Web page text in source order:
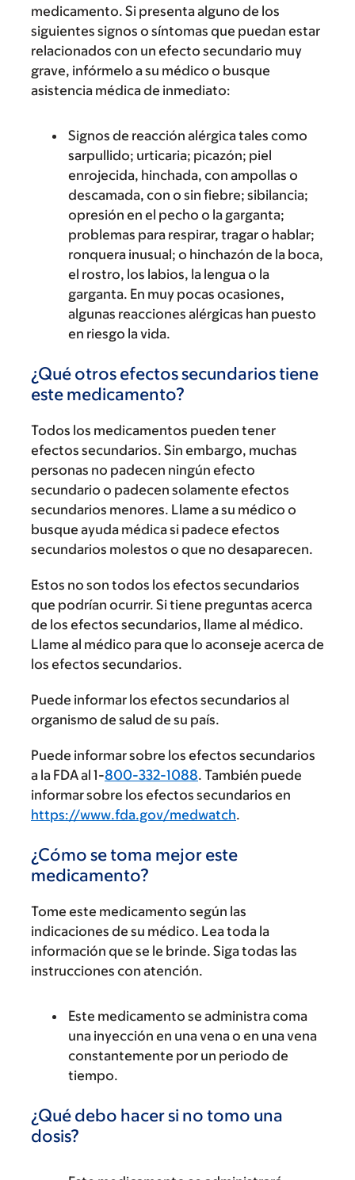
medicamento. Si presenta alguno de los
siguientes signos o síntomas que puedan estar
relacionados con un efecto secundario muy
grave, infórmelo a su médico o busque
asistencia médica de inmediato:
Signos de reacción alérgica tales como
sarpullido; urticaria; picazón; piel
enrojecida, hinchada, con ampollas o
descamada, con o sin fiebre; sibilancia;
opresión en el pecho o la garganta;
problemas para respirar, tragar o hablar;
ronquera inusual; o hinchazón de la boca,
el rostro, los labios, la lengua o la
garganta. En muy pocas ocasiones,
algunas reacciones alérgicas han puesto
en riesgo la vida.
¿Qué otros efectos secundarios tiene
este medicamento?
Todos los medicamentos pueden tener
efectos secundarios. Sin embargo, muchas
personas no padecen ningún efecto
secundario o padecen solamente efectos
secundarios menores. Llame a su médico o
busque ayuda médica si padece efectos
secundarios molestos o que no desaparecen.
Estos no son todos los efectos secundarios
que podrían ocurrir. Si tiene preguntas acerca
de los efectos secundarios, llame al médico.
Llame al médico para que lo aconseje acerca de
los efectos secundarios.
Puede informar los efectos secundarios al
organismo de salud de su país.
Puede informar sobre los efectos secundarios
a la FDA al 1-800-332-1088. También puede
informar sobre los efectos secundarios en
https://www.fda.gov/medwatch.
¿Cómo se toma mejor este
medicamento?
Tome este medicamento según las
indicaciones de su médico. Lea toda la
información que se le brinde. Siga todas las
instrucciones con atención.
Este medicamento se administra coma
una inyección en una vena o en una vena
constantemente por un periodo de
tiempo.
¿Qué debo hacer si no tomo una
dosis?